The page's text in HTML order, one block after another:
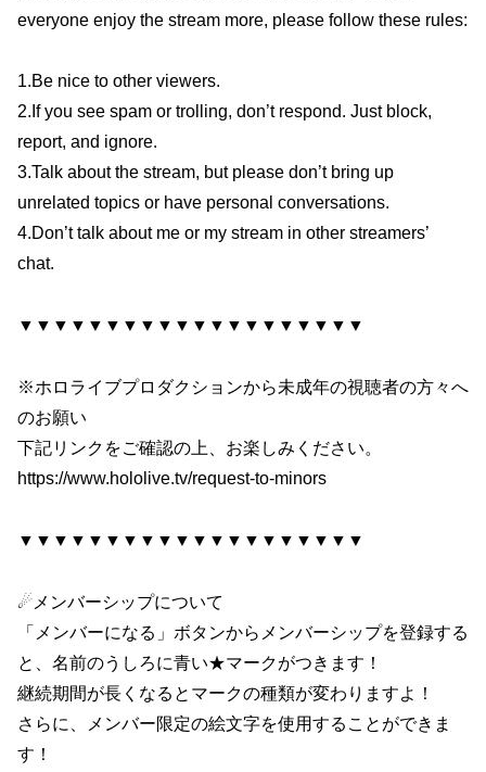
everyone enjoy the stream more, please follow these rules:
1.Be nice to other viewers.
2.If you see spam or trolling, don’t respond. Just block,
report, and ignore.
3.Talk about the stream, but please don’t bring up
unrelated topics or have personal conversations.
4.Don’t talk about me or my stream in other streamers’
chat.
▼▼▼▼▼▼▼▼▼▼▼▼▼▼▼▼▼▼▼▼
※ホロライブプロダクションから未成年の視聴者の方々へ
のお願い
下記リンクをご確認の上、お楽しみください。
https://www.hololive.tv/request-to-minors
▼▼▼▼▼▼▼▼▼▼▼▼▼▼▼▼▼▼▼▼
☄メンバーシップについて
「メンバーになる」ボタンからメンバーシップを登録する
と、名前のうしろに青い★マークがつきます！
継続期間が長くなるとマークの種類が変わりますよ！
さらに、メンバー限定の絵文字を使用することができま
す！